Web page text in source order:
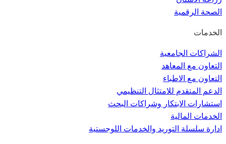
الصحة الرقمية
الخدمات
الشراكات الجامعية
التعاون مع المعاهد
التعاون مع الاطباء
الدعم المتقدم للامتثال التنظيمي
استشارات الابتكار وشراكات البحث
الخدمات المالية
ادارة سلسلة التوريد والخدمات اللوجستية